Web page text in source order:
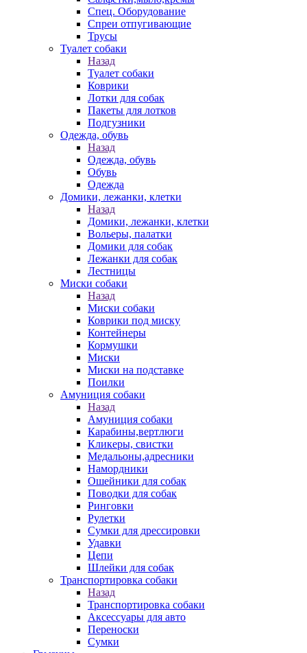
Спец. Оборудование
Спреи отпугивающие
Трусы
Туалет собаки
Назад
Туалет собаки
Коврики
Лотки для собак
Пакеты для лотков
Подгузники
Одежда, обувь
Назад
Одежда, обувь
Обувь
Одежда
Домики, лежанки, клетки
Назад
Домики, лежанки, клетки
Вольеры, палатки
Домики для собак
Лежанки для собак
Лестницы
Миски собаки
Назад
Миски собаки
Коврики под миску
Контейнеры
Кормушки
Миски
Миски на подставке
Поилки
Амуниция собаки
Назад
Амуниция собаки
Карабины,вертлюги
Кликеры, свистки
Медальоны,адресники
Намордники
Ошейники для собак
Поводки для собак
Ринговки
Рулетки
Сумки для дрессировки
Удавки
Цепи
Шлейки для собак
Транспортировка собаки
Назад
Транспортировка собаки
Аксессуары для авто
Переноски
Сумки